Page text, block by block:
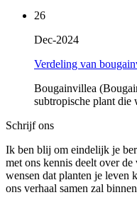
26
Dec-2024
Verdeling van
Bougainvillea
subtropische plant die
Schrijf ons
Ik ben blij om eindelijk je
met ons kennis deelt over
wensen dat planten je leven
ons verhaal samen zal